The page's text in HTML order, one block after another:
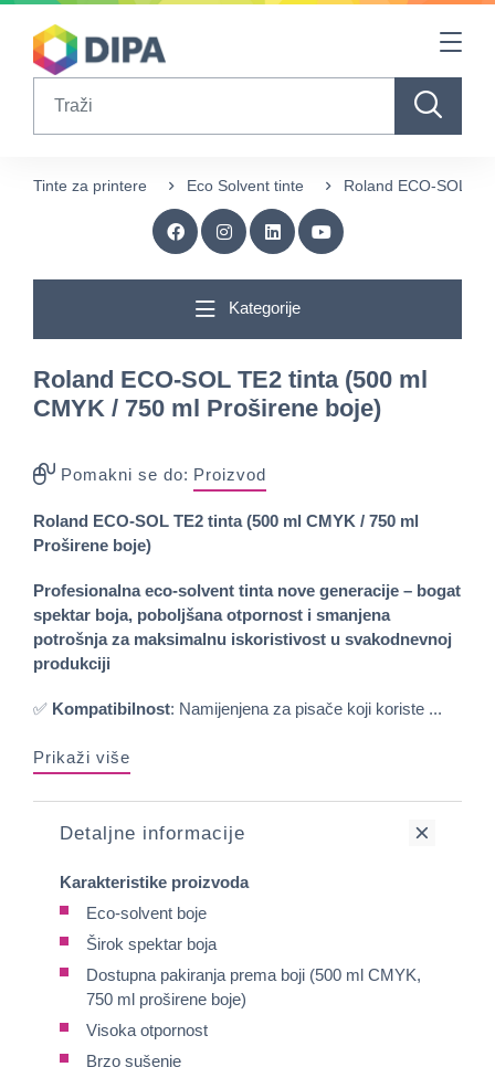
Table Of Content
Tinte za printere Eco Solvent tinte Roland ECO-SOL
Kategorije
Roland ECO-SOL TE2 tinta (500 ml
CMYK / 750 ml Proširene boje)
Pomakni se do: Proizvod
Roland ECO-SOL TE2 tinta (500 ml CMYK / 750 ml
Proširene boje)
Profesionalna eco-solvent tinta nove generacije – bogat
spektar boja, poboljšana otpornost i smanjena
potrošnja za maksimalnu iskoristivost u svakodnevnoj
produkciji
✅ Kompatibilnost: Namijenjena za pisače koji koriste ...
Prikaži više
Detaljne informacije
Karakteristike proizvoda
Eco-solvent boje
Širok spektar boja
Dostupna pakiranja prema boji (500 ml CMYK,
750 ml proširene boje)
Visoka otpornost
Brzo sušenje